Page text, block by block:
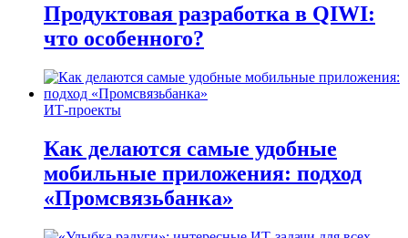
Продуктовая разработка в QIWI:
что особенного?
ИТ-проекты
Как делаются самые удобные
мобильные приложения: подход
«Промсвязьбанка»